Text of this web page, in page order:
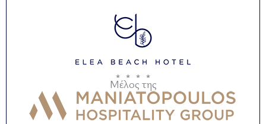
o
k
t
a
g
r
a
m
b
Μέλος της